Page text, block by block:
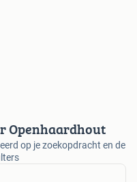
Openhaardhout
op je zoekopdracht en de